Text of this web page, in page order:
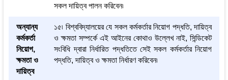
সকল দায়িত্ব পালন করিবেন৷
অন্যান্য
কর্মকর্তা
নিয়োগ,
ক্ষমতা ও
দায়িত্ব
১৫৷ বিশ্ববিদ্যালয়ের যে সকল কর্মকর্তার নিয়োগ পদ্ধতি, দায়িত্ব
ও ক্ষমতা সম্পর্কে এই আইনের কোথাও উল্লেখ নাই, সিন্ডিকেট
সংবিধি দ্বারা নির্ধারিত পদ্ধতিতে সেই সকল কর্মকর্তার নিয়োগ
পদ্ধতি, দায়িত্ব ও ক্ষমতা নির্ধারণ করিবেন৷